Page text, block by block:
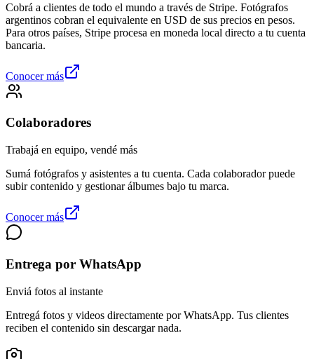
Cobrá a clientes de todo el mundo a través de Stripe. Fotógrafos
argentinos cobran el equivalente en USD de sus precios en pesos.
Para otros países, Stripe procesa en moneda local directo a tu cuenta
bancaria.
Conocer más
Colaboradores
Trabajá en equipo, vendé más
Sumá fotógrafos y asistentes a tu cuenta. Cada colaborador puede
subir contenido y gestionar álbumes bajo tu marca.
Conocer más
Entrega por WhatsApp
Enviá fotos al instante
Entregá fotos y videos directamente por WhatsApp. Tus clientes
reciben el contenido sin descargar nada.